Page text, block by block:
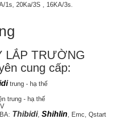
1s, 20Ka/3S , 16KA/3s.
LẮP TRƯỜNG
cung cấp:
trung - hạ thế
trung - hạ thế
Thibidi Shihlin , Emc, Qstart